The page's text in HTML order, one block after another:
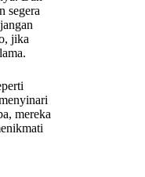
segera
jika
mereka